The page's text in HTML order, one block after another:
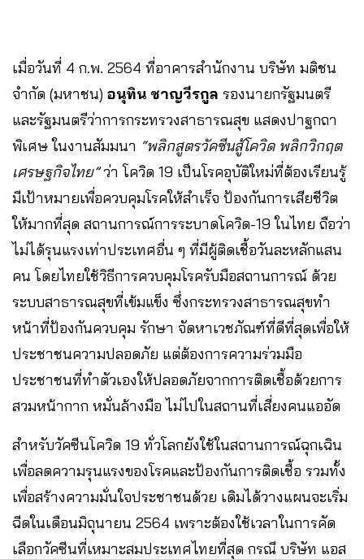
เมื่อวันที่​ 4​ ก.พ.​ 2564 ที่อาคารสำนักงาน บริษัท มติชน
จำกัด (มหาชน) อนุทิน ชาญวีรกูล รองนายกรัฐมนตรี
และรัฐมนตรีว่าการกระทรวงสาธารณสุข แสดงปาฐกถา
พิเศษ ในงานสัมมนา “พลิกสูตรวัคซีนสู้โควิด พลิกวิกฤต
เศรษฐกิจไทย”ว่า โควิด 19 เป็นโรคอุบัติใหม่ที่ต้องเรียนรู้
มีเป้าหมายเพื่อควบคุมโรคให้สำเร็จ ป้องกันการเสียชีวิต
ให้มากที่สุด สถานการณ์การระบาดโควิด-19 ในไทย ถือว่า
ไม่ได้รุนแรงเท่าประเทศอื่น ๆ ที่มีผู้ติดเชื้อวันละหลักแสน
คน โดยไทยใช้วิธีการควบคุมโรครับมือสถานการณ์ ด้วย
ระบบสาธารณสุขที่เข้มแข็ง ซึ่งกระทรวงสาธารณสุขทำ
หน้าที่ป้องกันควบคุม รักษา จัดหาเวชภัณฑ์ที่ดีที่สุดเพื่อให้
ประชาชนความปลอดภัย แต่ต้องการความร่วมมือ
ประชาชนที่ทำตัวเองให้ปลอดภัยจากการติดเชื้อด้วยการ
สวมหน้ากาก หมั่นล้างมือ ไม่ไปในสถานที่เสี่ยงคนแออัด
สำหรับวัคซีนโควิด 19 ทั่วโลกยังใช้ในสถานการณ์ฉุกเฉิน
เพื่อลดความรุนแรงของโรคและป้องกันการติดเชื้อ รวมทั้ง
เพื่อสร้างความมั่นใจประชาชนด้วย เดิมได้วางแผนจะเริ่ม
ฉีดในเดือนมิถุนายน 2564 เพราะต้องใช้เวลาในการคัด
เลือกวัคซีนที่เหมาะสมประเทศไทยที่สุด กรณี บริษัท แอส